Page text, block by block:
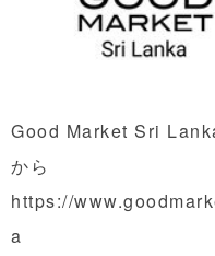
Good Market Sri
から
https://
a